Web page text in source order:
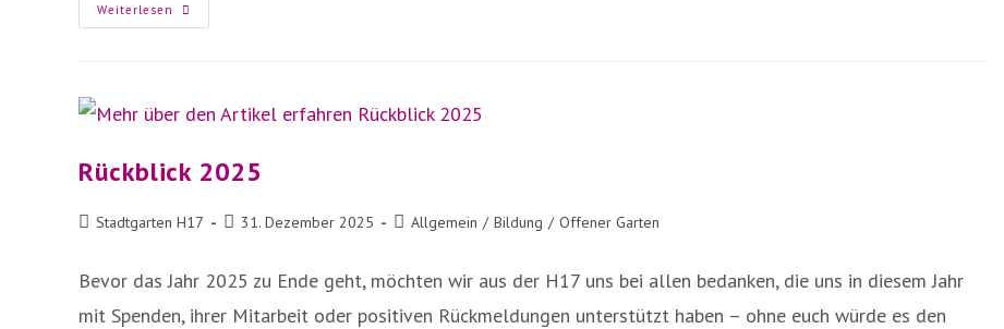
Weiterlesen SELBER
ERNTEN
Rückblick 2025
Beitrags-
Stadtgarten H17
Beitrag
31. Dezember 2025
Beitrags-
Allgemein / Bildung / Offener Garten
Bevor das Jahr 2025 zu Ende geht, möchten wir aus der H17 uns bei allen bedanken, die uns in diesem Jahr
mit Spenden, ihrer Mitarbeit oder positiven Rückmeldungen unterstützt haben – ohne euch würde es den